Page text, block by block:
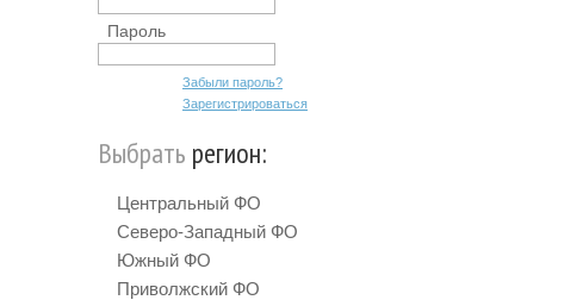
Пароль
Забыли пароль?
Зарегистрироваться
Выбрать регион:
Центральный ФО
Северо-Западный ФО
Южный ФО
Приволжский ФО